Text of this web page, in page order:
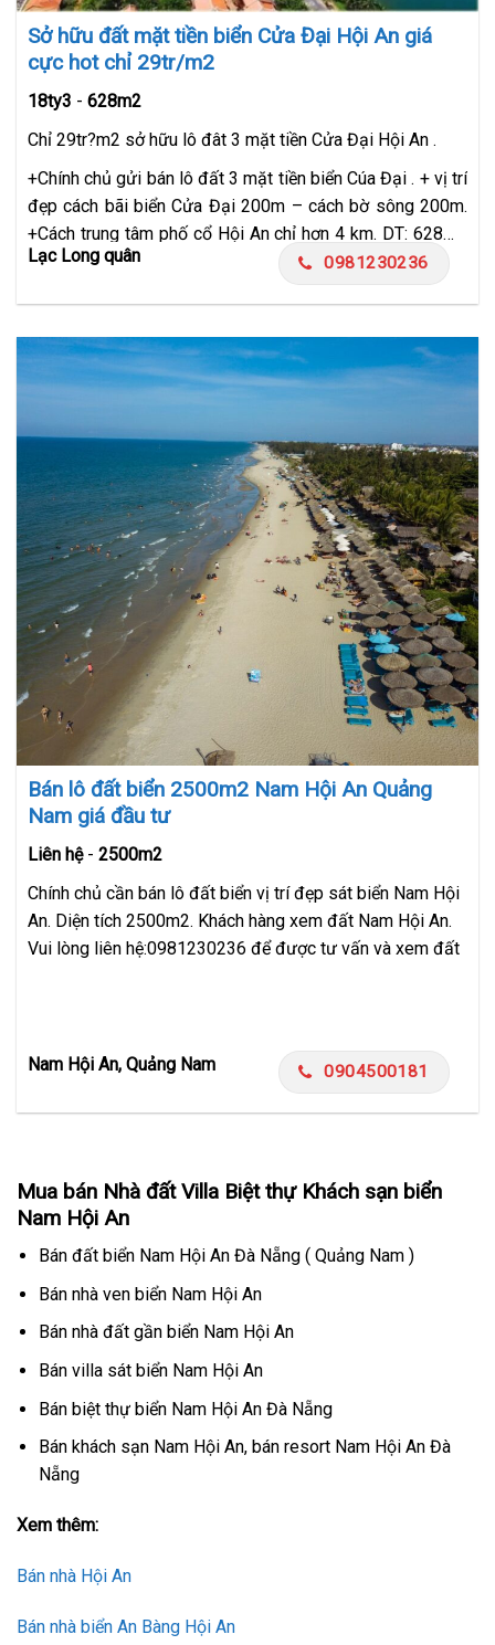
Sở hữu đất mặt tiền biển Cửa Đại Hội An giá
cực hot chỉ 29tr/m2
18ty3 - 628m2
Chỉ 29tr?m2 sở hữu lô đât 3 mặt tiền Cửa Đại Hội An .
+Chính chủ gửi bán lô đất 3 mặt tiền biển Cúa Đại . + vị trí
đẹp cách bãi biển Cửa Đại 200m – cách bờ sông 200m.
+Cách trung tâm phố cổ Hội An chỉ hơn 4 km. DT: 628m2
(mặt tiền ngang gần 50m). +Khu vực tập trung nhiều
Lạc Long quân 0981230236
Bán lô đất biển 2500m2 Nam Hội An Quảng
Nam giá đầu tư
Liên hệ- 2500m2
Chính chủ cần bán lô đất biển vị trí đẹp sát biển Nam Hội
An. Diện tích 2500m2. Khách hàng xem đất Nam Hội An.
Vui lòng liên hệ:0981230236 để được tư vấn và xem đất
Nam Hội An, Quảng Nam 0904500181
Mua bán Nhà đất Villa Biệt thự Khách sạn biển
Nam Hội An
Bán đất biển Nam Hội An Đà Nẵng ( Quảng Nam )
Bán nhà ven biển Nam Hội An
Bán nhà đất gần biển Nam Hội An
Bán villa sát biển Nam Hội An
Bán biệt thự biển Nam Hội An Đà Nẵng
Bán khách sạn Nam Hội An, bán resort Nam Hội An Đà
Nẵng
Xem thêm:
Bán nhà Hội An
Bán nhà biển An Bàng Hội An